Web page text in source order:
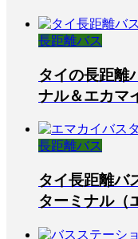
長距離バス
タイの長距離
ナル＆エカマ
長距離バス
タイ長距離バ
ターミナル（